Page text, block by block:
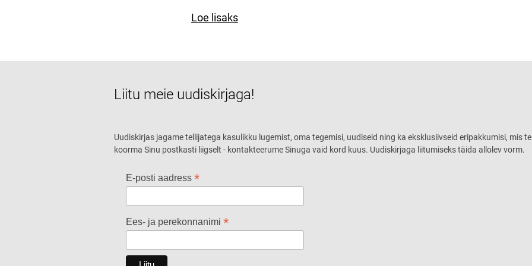
Loe lisaks
Liitu meie uudiskirjaga!
Uudiskirjas jagame tellijatega kasulikku lugemist, oma tegemisi, uudiseid ning ka eksklusiivseid eripakkumisi, mis
koorma Sinu postkasti liigselt - kontakteerume Sinuga vaid kord kuus. Uudiskirjaga liitumiseks täida allolev vorm.
E-posti aadress *
Ees- ja perekonnanimi *